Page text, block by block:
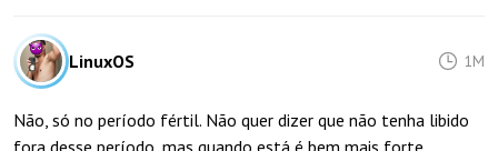
LinuxOS 1M
Não, só no período fértil. Não quer dizer que não tenha libido
fora desse período, mas quando está é bem mais forte.